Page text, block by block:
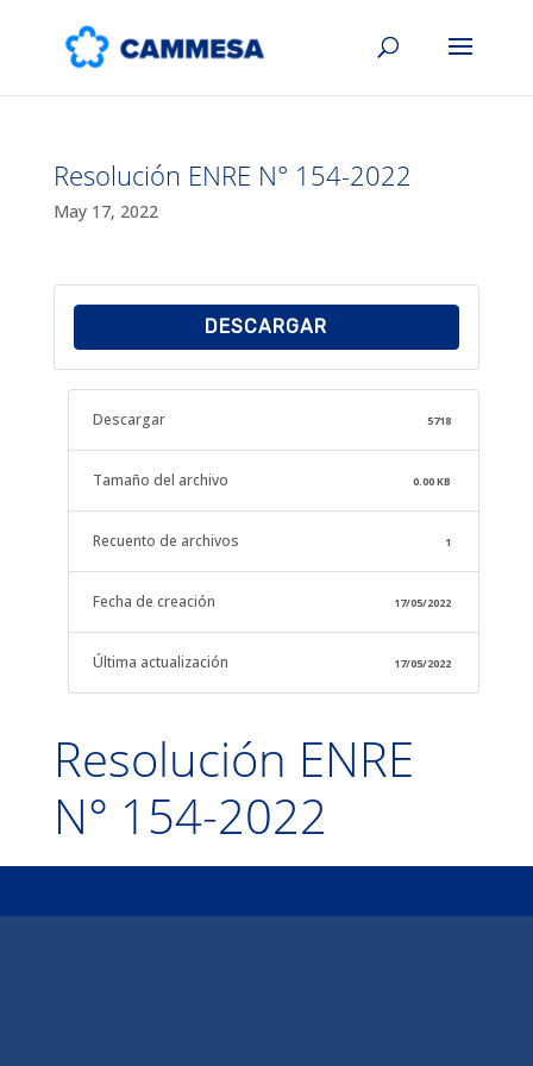
Resolución ENRE N° 154-2022
May 17, 2022
DESCARGAR
Descargar 5718
Tamaño del archivo 0.00 KB
Recuento de archivos 1
Fecha de creación 17/05/2022
Última actualización 17/05/2022
Resolución ENRE
N° 154-2022